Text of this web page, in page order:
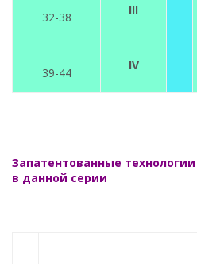
32-38
III
39-44
IV
Запатентованные
в данной серии